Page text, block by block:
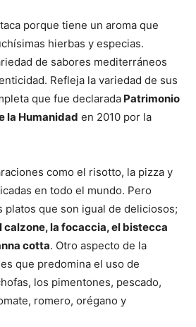
porque tiene un aroma que
hierbas y especias.
de sabores mediterráneos
Refleja la variedad de sus
que fue declarada Patrimonio
la Humanidad en 2010 por la
como el risotto, la pizza y
en todo el mundo. Pero
platos que son igual de deliciosos;
calzone, la focaccia, el bistecca
cotta. Otro aspecto de la
que predomina el uso de
los pimentones, pescado,
romero, orégano y